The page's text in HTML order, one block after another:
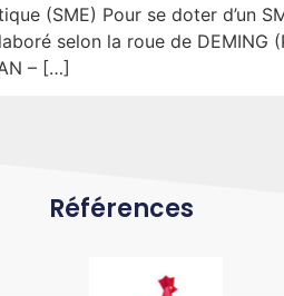
(SME) Pour se doter d’un
selon la roue de
– […]
Références